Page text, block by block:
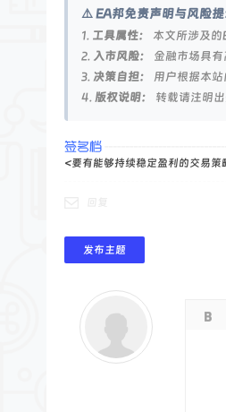
⚠️ EA邦免责声明与风险
1. 工具属性： 本文所涉及
2. 入市风险：
金融市场具
3. 决策自担：
用户根据本
4. 版权说明： 转载请注明
<要有能够持续稳定盈利的交易
发布主题